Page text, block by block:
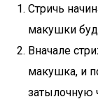
Стричь
макушки
Вначале
макушка, и
затылочную